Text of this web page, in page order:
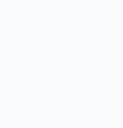
tab)
in new tab)